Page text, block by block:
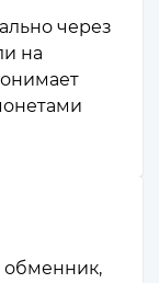
через
на
обменник,